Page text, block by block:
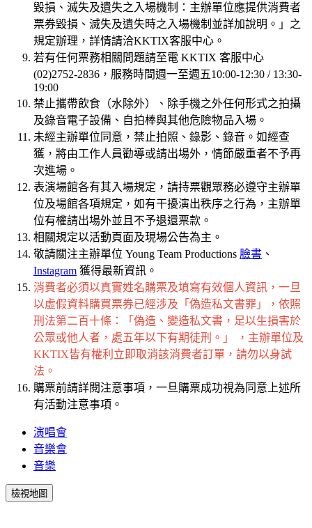
毀損、滅失及遺失之入場機制：主辦單位應提供消費者
票券毀損、滅失及遺失時之入場機制並詳加說明。」之
規定辦理，詳情請洽KKTIX客服中心。
若有任何票務相關問題請至電 KKTIX 客服中心
(02)2752-2836，服務時間週一至週五10:00-12:30 / 13:30-
19:00
禁止攜帶飲食（水除外）、除手機之外任何形式之拍攝
及錄音電子設備、自拍棒與其他危險物品入場。
未經主辦單位同意，禁止拍照、錄影、錄音。如經查
獲，將由工作人員勸導或請出場外，情節嚴重者不予再
次進場。
表演場館各有其入場規定，請持票觀眾務必遵守主辦單
位及場館各項規定，如有干擾演出秩序之行為，主辦單
位有權請出場外並且不予退還票款。
相關規定以活動頁面及現場公告為主。
敬請關注主辦單位 Young Team Productions 臉書 、
Instagram 獲得最新資訊。
消費者必須以真實姓名購票及填寫有效個人資訊，一旦
以虛假資料購買票券已經涉及「偽造私文書罪」，依照
刑法第二百十條：「偽造、變造私文書，足以生損害於
公眾或他人者，處五年以下有期徒刑。」 ，主辦單位及
KKTIX皆有權利立即取消該消費者訂單，請勿以身試
法。
購票前請詳閱注意事項，一旦購票成功視為同意上述所
有活動注意事項。
演唱會
音樂會
音樂
檢視地圖